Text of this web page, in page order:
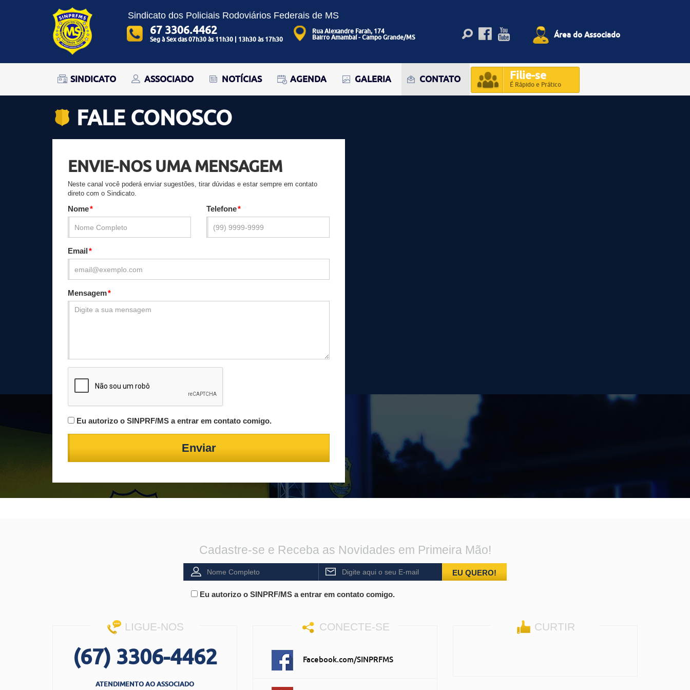
Sindicato dos Policiais Rodoviários Federais de MS
67 3306.4462
Seg à Sex das 07h30 às 11h30 | 13h30 às 17h30
Rua Alexandre Farah, 174
Bairro Amambaí - Campo Grande/MS
Área do Associado
SINDICATO ASSOCIADO NOTÍCIAS AGENDA GALERIA CONTATO Filie-se
É Rápido e Prático
FALE CONOSCO
ENVIE-NOS UMA MENSAGEM
Neste canal você poderá enviar sugestões, tirar dúvidas e estar sempre em contato
direto com o Sindicato.
Nome Telefone
Email
Mensagem
Eu autorizo o SINPRF/MS a entrar em contato comigo.
Enviar
Cadastre-se e Receba as Novidades em Primeira Mão!
EU QUERO!
Eu autorizo o SINPRF/MS a entrar em contato comigo.
LIGUE-NOS
(67) 3306-4462
ATENDIMENTO AO ASSOCIADO
CONECTE-SE
Facebook.com/SINPRFMS
CURTIR